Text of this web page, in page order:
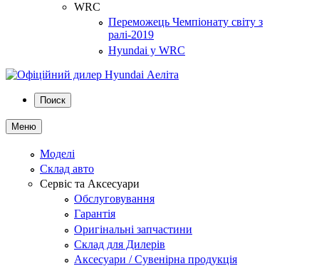
WRC
Переможець Чемпіонату світу з
ралі-2019
Hyundai у WRC
Поиск
Меню
Моделі
Склад авто
Сервіс та Аксесуари
Обслуговування
Гарантія
Оригінальні запчастини
Склад для Дилерів
Аксесуари / Сувенірна продукція